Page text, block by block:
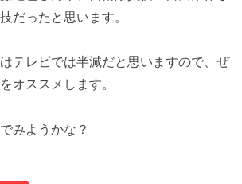
だったと思います。
テレビでは半減だと思いますので、ぜ
オススメします。
みようかな？